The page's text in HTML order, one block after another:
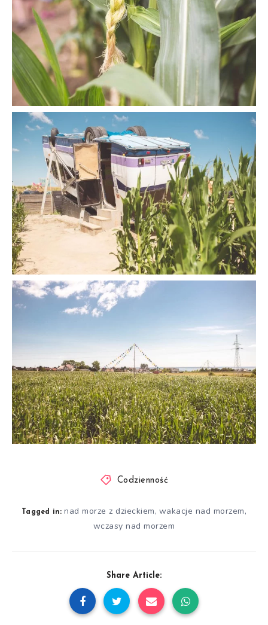
Codzienność
Tagged in: nad morze z dzieckiem, wakacje nad morzem,
wczasy nad morzem
Share Article: